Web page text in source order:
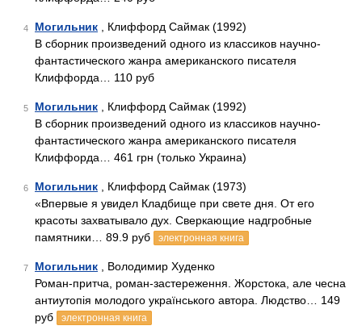
4 Могильник , Клиффорд Саймак (1992)
В сборник произведений одного из классиков научно-
фантастического жанра американского писателя
Клиффорда… 110 руб
5 Могильник , Клиффорд Саймак (1992)
В сборник произведений одного из классиков научно-
фантастического жанра американского писателя
Клиффорда… 461 грн (только Украина)
6 Могильник , Клиффорд Саймак (1973)
«Впервые я увидел Кладбище при свете дня. От его
красоты захватывало дух. Сверкающие надгробные
памятники… 89.9 руб
электронная книга
7 Могильник , Володимир Худенко
Роман-притча, роман-застереження. Жорстока, але чесна
антиутопія молодого українського автора. Людство… 149
руб
электронная книга